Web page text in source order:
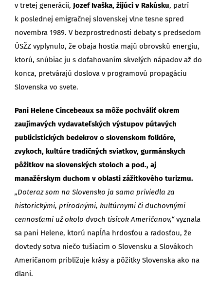
v tretej generácii, Jozef Ivaška, žijúci v Rakúsku, patrí
k poslednej emigračnej slovenskej vlne tesne spred
novembra 1989. V bezprostrednosti debaty s predsedom
ÚSŽZ vyplynulo, že obaja hostia majú obrovskú energiu,
ktorú, snúbiac ju s doťahovaním skvelých nápadov až do
konca, pretvárajú doslova v programovú propagáciu
Slovenska vo svete.
Pani Helene Cincebeaux sa môže pochváliť okrem
zaujímavých vydavateľských výstupov pútavých
publicistických bedekrov o slovenskom folklóre,
zvykoch, kultúre tradičných sviatkov, gurmánskych
pôžitkov na slovenských stoloch a pod., aj
manažérskym duchom v oblasti zážitkového turizmu.
„Doteraz som na Slovensko ja sama priviedla za
historickými, prírodnými, kultúrnymi či duchovnými
cennosťami už okolo dvoch tisícok Američanov,“vyznala
sa pani Helene, ktorú napĺňa hrdosťou a radosťou, že
dovtedy sotva niečo tušiacim o Slovensku a Slovákoch
Američanom približuje krásy a pôžitky Slovenska ako na
dlani.